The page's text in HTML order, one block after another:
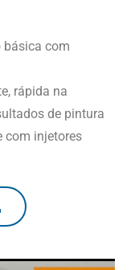
básica com
rápida na
de pintura
com injetores